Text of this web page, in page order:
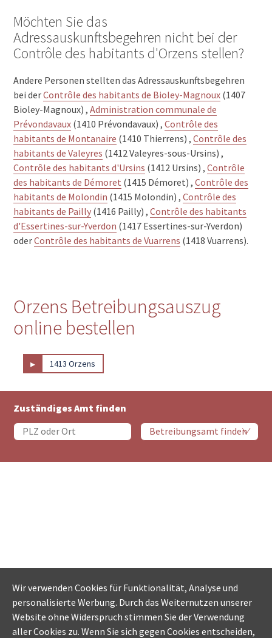
Möchten Sie das
Adressauskunftsbegehren nicht bei der
Contrôle des habitants d'Orzens stellen?
Andere Personen stellten das Adressauskunftsbegehren
bei derContrôle des habitants de Bioley-Magnoux (1407
Bioley-Magnoux) ,Administration communale de
Prévondavaux (1410 Prévondavaux) ,Contrôle des
habitants de Montanaire (1410 Thierrens) ,Contrôle des
habitants de Valeyres (1412 Valeyres-sous-Ursins) ,
Contrôle des habitants d'Ursins (1412 Ursins) ,Contrôle
des habitants de Démoret (1415 Démoret) ,Contrôle des
habitants de Molondin (1415 Molondin) ,Contrôle des
habitants de Pailly (1416 Pailly) ,Contrôle des habitants
d'Essertines-sur-Yverdon (1417 Essertines-sur-Yverdon)
oderContrôle des habitants de Vuarrens (1418 Vuarrens).
Orzens Betreibungsauszug
online bestellen
▸ 1413 Orzens
Zuständiges Amt finden
Wir verwenden Cookies für Funktionalität, Analyse und
personalisierte Werbung. Durch das Weiternutzen unserer
Website ohne Widerspruch stimmen Sie der Verwendung
aller Cookies zu. Wenn Sie sich gegen Cookies entscheiden,